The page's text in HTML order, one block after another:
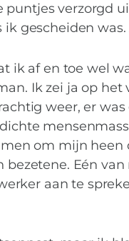
puntjes verzorgd
gescheiden was.
ik af en toe wel
Ik zei ja op
weer, er
om mijn
Eén
aan te